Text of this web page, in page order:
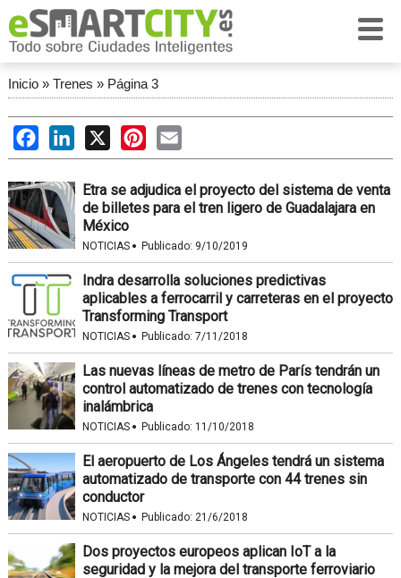
Inicio» Trenes » Página 3
FacebookLinkedIn
X PinterestEmail
Etra se adjudica el proyecto del sistema de venta
de billetes para el tren ligero de Guadalajara en
México
NOTICIAS · Publicado: 9/10/2019
Indra desarrolla soluciones predictivas
aplicables a ferrocarril y carreteras en el proyecto
Transforming Transport
NOTICIAS · Publicado: 7/11/2018
Las nuevas líneas de metro de París tendrán un
control automatizado de trenes con tecnología
inalámbrica
NOTICIAS · Publicado: 11/10/2018
El aeropuerto de Los Ángeles tendrá un sistema
automatizado de transporte con 44 trenes sin
conductor
NOTICIAS · Publicado: 21/6/2018
Dos proyectos europeos aplican IoT a la
seguridad y la mejora del transporte ferroviario